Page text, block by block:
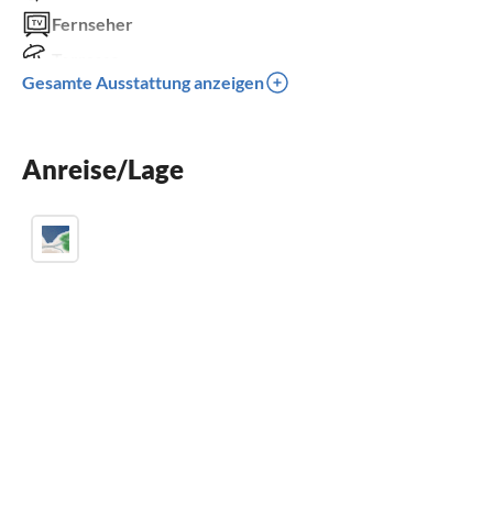
Fernseher
Spülmaschine
Kinderbett
Gesamte Ausstattung anzeigen
Anreise/Lage